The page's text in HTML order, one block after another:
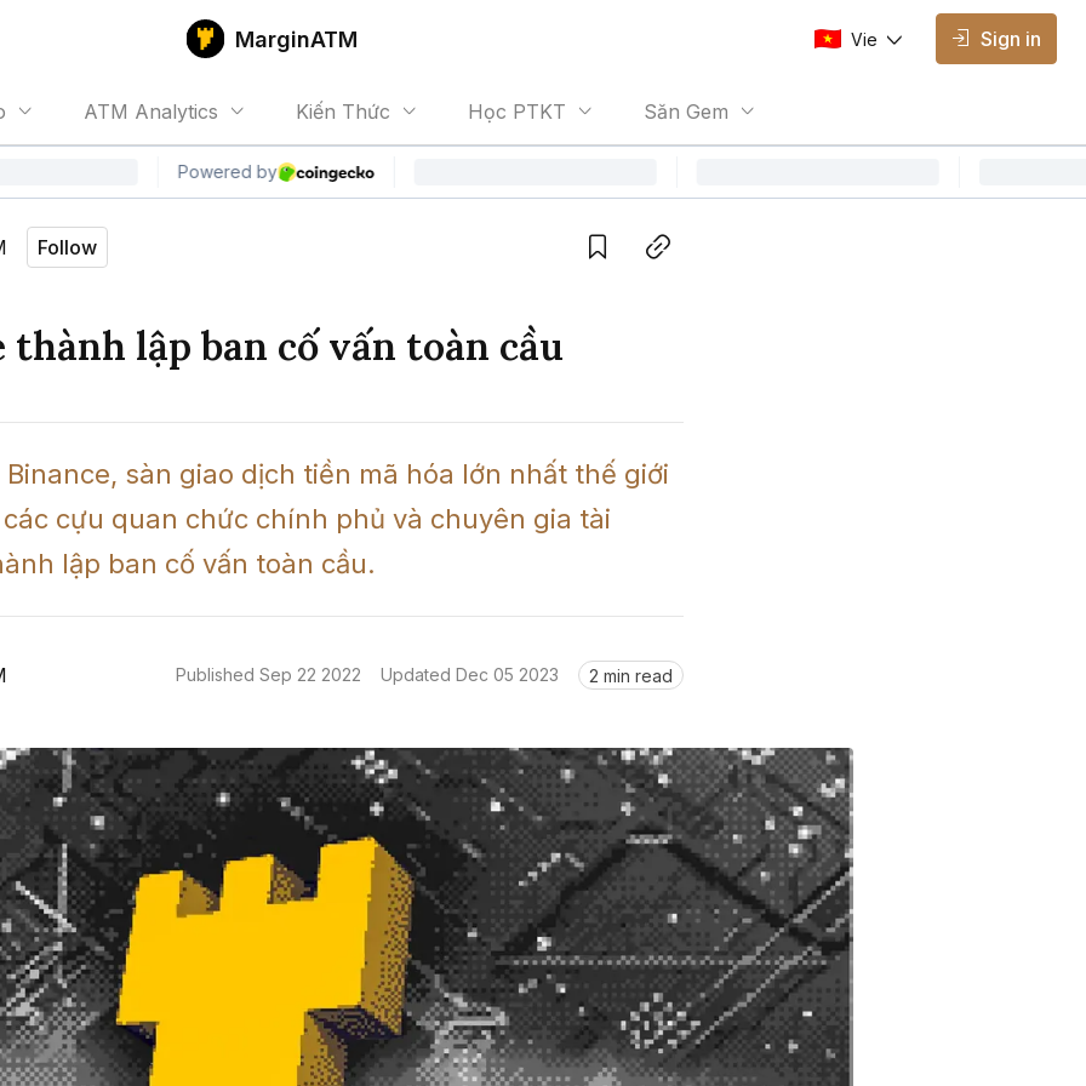
MarginATM
ATM Analytics Kiến Thức Học PTKT Săn Gem
Vie
Vietnamese
Sign in
Follow
thành lập ban cố vấn toàn cầu
Binance, sàn giao dịch tiền mã hóa lớn nhất thế giới
cựu quan chức chính phủ và chuyên gia tài
lập ban cố vấn toàn cầu.
Published Sep 22 2022 Updated Dec 05 2023 2 min read